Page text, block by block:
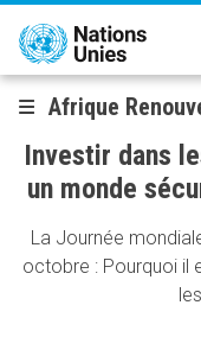
Aller au contenu
Afrique
Investir dans
un monde
La Journée
octobre : Pourquoi il